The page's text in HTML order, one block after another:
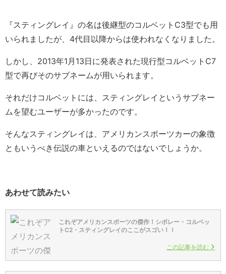
『スティングレイ』の名は後継型のコルベットC3型でも用
いられましたが、4代目以降からは使われなくなりました。
しかし、2013年1月13日に発表された現行型コルベットC7
型で再びそのサブネームが用いられます。
それだけコルベットには、スティングレイというサブネー
ムを望むユーザーが多かったのです。
そんなスティングレイは、アメリカンスポーツカーの象徴
ともいうべき伝説の車といえるのではないでしょうか。
あわせて読みたい
これぞアメリカンスポーツの傑作！シボレー・コルベッ
トC2・スティングレイのここがスゴい！！
この記事を読む